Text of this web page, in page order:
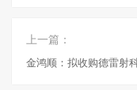
上一篇：
金鸿顺：拟收购德雷射